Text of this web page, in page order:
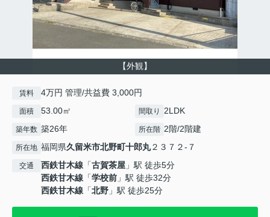
【外観】
賃料 4万円 管理/共益費 3,000円
面積 53.00㎡ 間取り 2LDK
築年数 築26年 所在階 2階/2階建
所在地 福岡県久留米市北野町十郎丸２３７２-７
交通 西鉄甘木線 「古賀茶屋 」駅 徒歩5分
西鉄甘木線 「学校前 」駅 徒歩32分
西鉄甘木線 「北野 」駅 徒歩25分